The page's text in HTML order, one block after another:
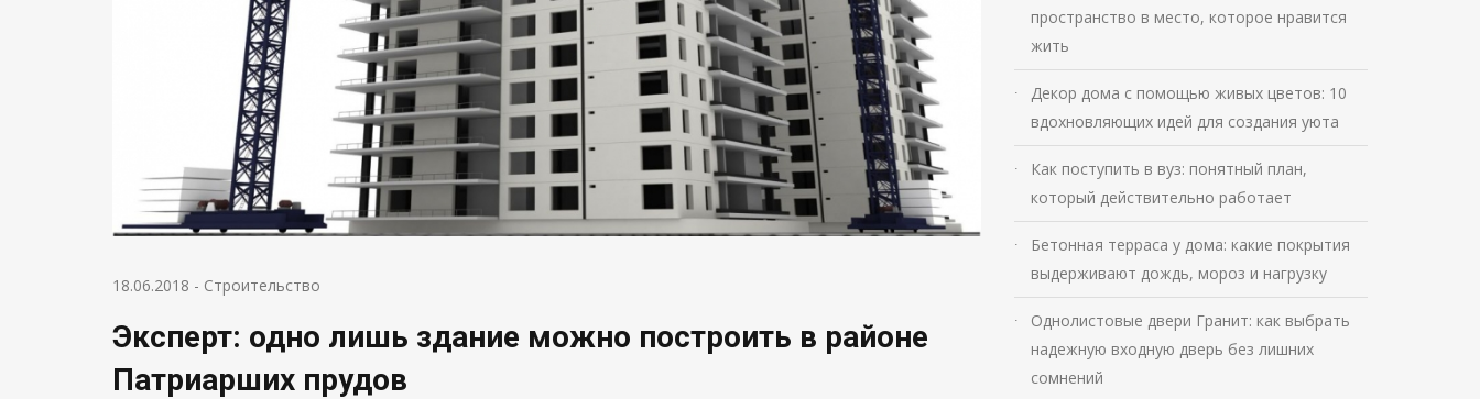
18.06.2018 - Строительство
Эксперт: одно лишь здание можно построить в районе
Патриарших прудов
пространство в место, которое нравится
жить
Декор дома с помощью живых цветов: 10
вдохновляющих идей для создания уюта
Как поступить в вуз: понятный план,
который действительно работает
Бетонная терраса у дома: какие покрытия
выдерживают дождь, мороз и нагрузку
Однолистовые двери Гранит: как выбрать
надежную входную дверь без лишних
сомнений